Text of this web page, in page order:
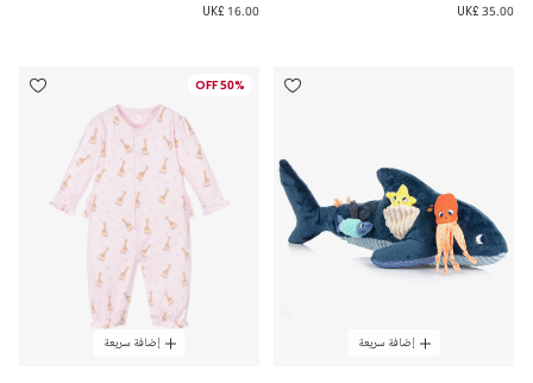
UK£ 35.00
UK£ 16.00
إضافة سريعة
50% OFF
إضافة سريعة